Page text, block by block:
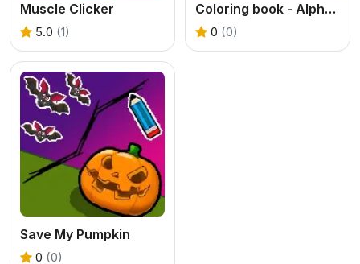
Muscle Clicker
5.0 (1)
Coloring book - Alphabet Lore
0 (0)
Save My Pumpkin
0 (0)